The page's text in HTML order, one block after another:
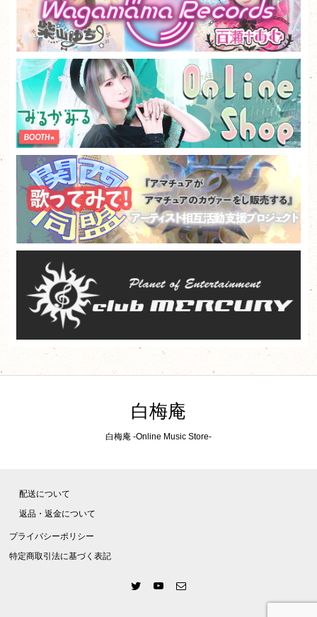
白梅庵
白梅庵 -Online Music Store-
配送について
返品・返金について
プライバシーポリシー
特定商取引法に基づく表記